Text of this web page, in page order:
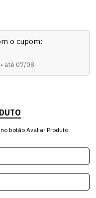
o cupom:
até 07/08
botão Avaliar Produto.